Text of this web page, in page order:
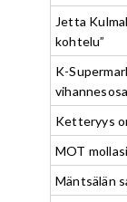
Jetta
kohtelu”
K-
Ketteryys
MOT
Mäntsälän